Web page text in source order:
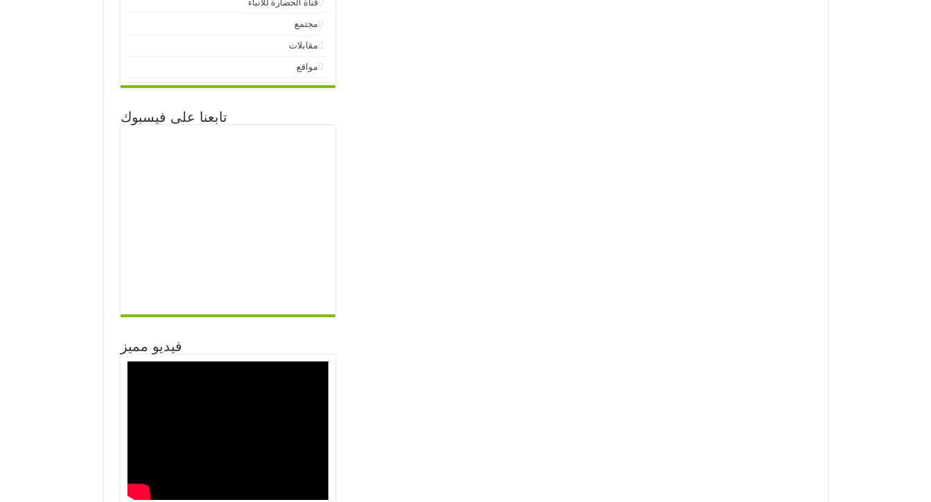
قناة الحضارة للأنباء
مجتمع
مقابلات
مواقع
تابعنا على فيسبوك
فيديو مميز